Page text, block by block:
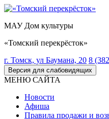
МАУ Дом культуры
«Томский перекрёсток»
г. Томск, ул Баумана, 20 8
Версия для слабовидящих
МЕНЮ САЙТА
Новости
Афиша
Правила продажи и